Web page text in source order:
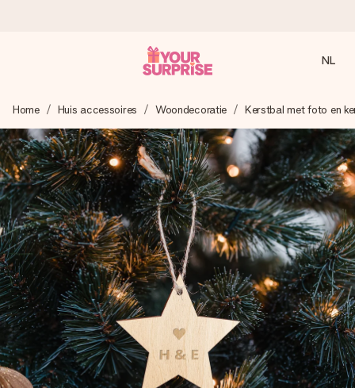
We maken jouw cadeau met zorg en zorgen dat het
razendsnel onderweg is - zodat jij kunt geven op precies
het juiste moment, wanneer het het meeste betekent.
4,8 (gebaseerd op +8.000 reviews)
Onze cadeaus worden gewaardeerd. Klanten beoordelen
ons met een 4,7 op Google Reviews
Gratis wenskaartje
Je maakt in een paar stappen iets unieks – met haar naam,
jullie foto of een boodschap die raakt. Zonder gedoe, maar
met alle aandacht voor het moment.
NL
Home Huis accessoires Woondecoratie Kerstbal met foto en